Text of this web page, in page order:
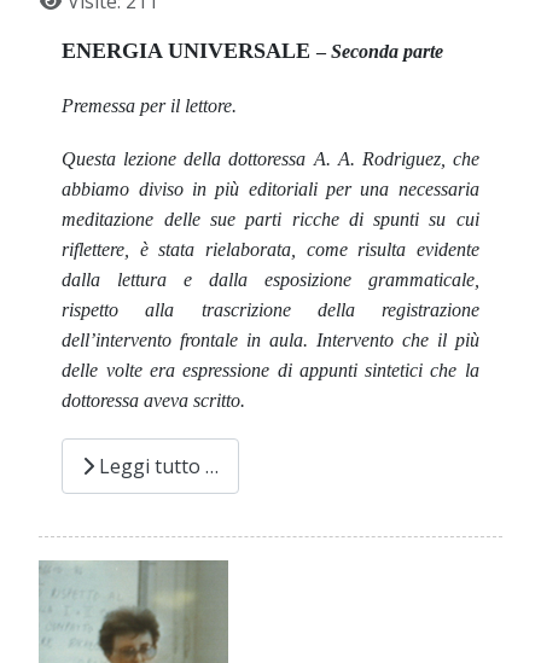
ENERGIA UNIVERSALE–Seconda parte
Premessa per il lettore.
Questa lezione della dottoressa A. A. Rodriguez, che
abbiamo diviso in più editoriali per una necessaria
meditazione delle sue parti ricche di spunti su cui
riflettere, è stata rielaborata, come risulta evidente
dalla lettura e dalla esposizione grammaticale,
rispetto alla trascrizione della registrazione
dell’intervento frontale in aula. Intervento che il più
delle volte era espressione di appunti sintetici che la
dottoressa aveva scritto.
Leggi tutto …